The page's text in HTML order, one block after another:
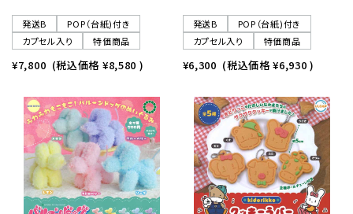
発送B
POP（台紙)付き
カプセル入り
特価商品
¥7,800 (税込価格 ¥8,580 )
発送B
POP（台紙)付き
カプセル入り
特価商品
¥6,300 (税込価格¥6,930 )